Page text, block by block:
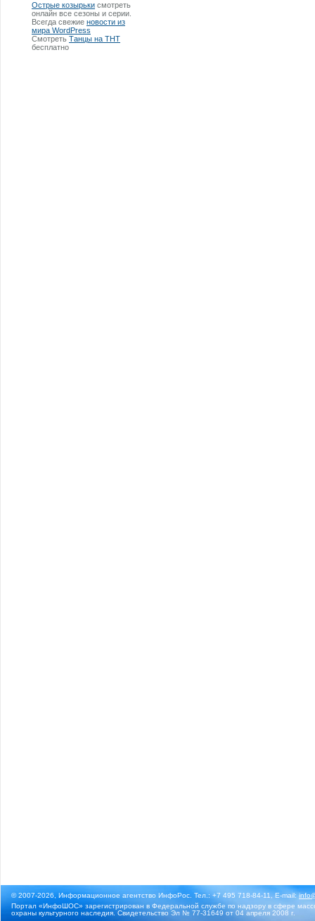
Острые козырьки смотреть
онлайн все сезоны и серии.
Всегда свежие новости из
мира WordPress
Смотреть Танцы на ТНТ
бесплатно
© 2007-2026, Информационное агентство ИнфоРос. Тел.: +7 495 718-84-11, E-mail:
Портал «ИнфоШОС» зарегистрирован в Федеральной службе по надзору в сфере
охраны культурного наследия. Свидетельство Эл № 77-31649 от 04 апреля 2008 г.